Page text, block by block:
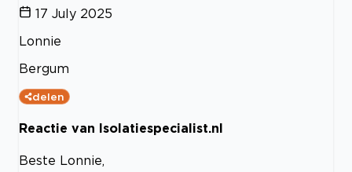
17 July 2025
Lonnie
Bergum
delen
Reactie van Isolatiespecialist.nl
Beste Lonnie,